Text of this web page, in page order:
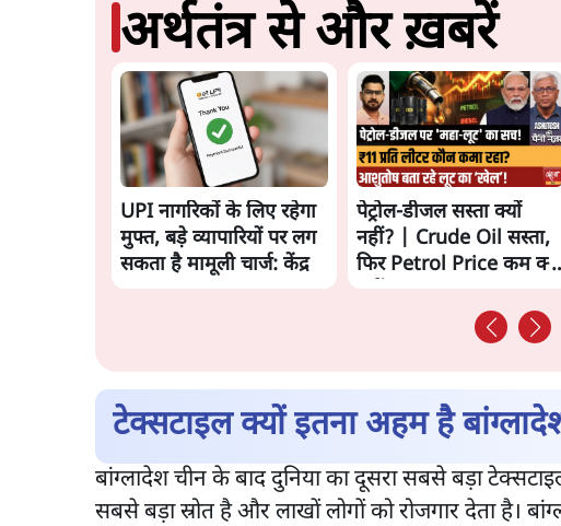
अर्थतंत्र से और ख़बरें
UPI नागरिकों के लिए रहेगा
मुफ्त, बड़े व्यापारियों पर लग
सकता है मामूली चार्ज: केंद्र
पेट्रोल-डीजल सस्ता क्यों
नहीं? | Crude Oil सस्ता,
फिर Petrol Price कम क्यों
टेक्सटाइल क्यों इतना अहम है
बांग्लादेश चीन के बाद दुनिया का दूसरा सबसे बड़ा
सबसे बड़ा स्रोत है और लाखों लोगों को रोजगार देता है।